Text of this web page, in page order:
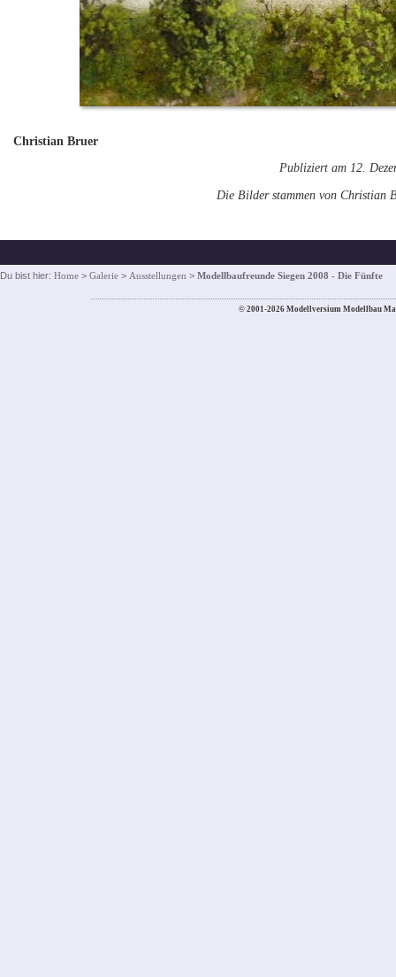
Christian Bruer
Publiziert am 12.
Die Bilder stammen von Christian
Du bist hier: Home > Galerie > Ausstellungen > Modellbaufreunde Siegen 2008 - Die Fünfte
© 2001-2026 Modellversium Modellbau